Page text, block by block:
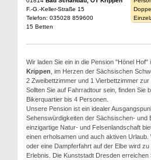
F.-G.-Keller-Straße 15
Telefon: 035028 859600
15 Betten
Wir laden Sie ein in die Pension "Hönel
Krippen , im Herzen der Sächsischen
2 Zweibettzimmer und 1 Vierbettzimmer
Sollten Sie auf Fahrradtour sein, finden Sie
Bikerquartier bis 4 Personen.
Unsere Pension ist ein idealer
Sehenswürdigkeiten der Sächsischen- und
einzigartige Natur- und Felsenlandschaft
einen erholsamen und auch aktiven
oder eine Dampferfahrt auf der Elbe wird
Erlebnis. Die Kunststadt Dresden